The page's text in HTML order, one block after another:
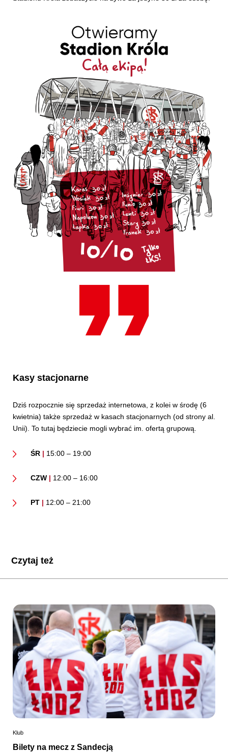
Kasy stacjonarne
Dziś rozpocznie się sprzedaż internetowa, z kolei w środę (6
kwietnia) także sprzedaż w kasach stacjonarnych (od strony al.
Unii). To tutaj będziecie mogli wybrać im. ofertą grupową.
ŚR | 15:00 – 19:00
CZW | 12:00 – 16:00
PT | 12:00 – 21:00
Czytaj też
Klub
Bilety na mecz z Sandecją